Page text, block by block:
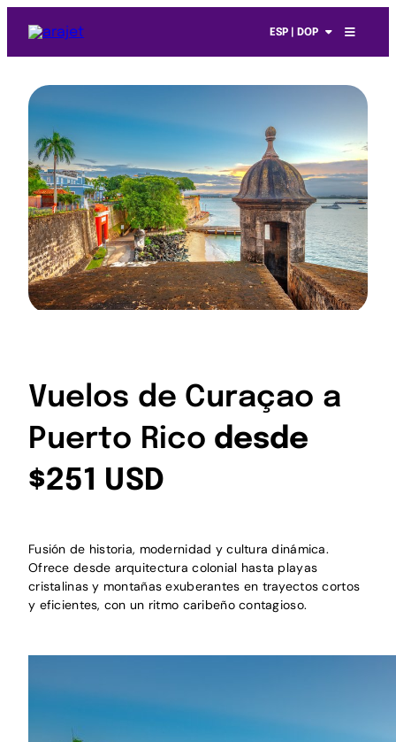
ESP | DOP
Vuelos de Curaçao a
Puerto Rico desde
$251 USD
Fusión de historia, modernidad y cultura dinámica.
Ofrece desde arquitectura colonial hasta playas
cristalinas y montañas exuberantes en trayectos cortos
y eficientes, con un ritmo caribeño contagioso.